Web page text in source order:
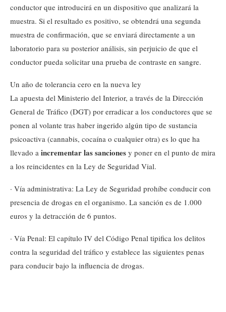
conductor que introducirá en un dispositivo que analizará la
muestra. Si el resultado es positivo, se obtendrá una segunda
muestra de confirmación, que se enviará directamente a un
laboratorio para su posterior análisis, sin perjuicio de que el
conductor pueda solicitar una prueba de contraste en sangre.
Un año de tolerancia cero en la nueva ley
La apuesta del Ministerio del Interior, a través de la Dirección
General de Tráfico (DGT) por erradicar a los conductores que se
ponen al volante tras haber ingerido algún tipo de sustancia
psicoactiva (cannabis, cocaína o cualquier otra) es lo que ha
llevado a incrementar las sanciones y poner en el punto de mira
a los reincidentes en la Ley de Seguridad Vial.
· Vía administrativa: La Ley de Seguridad prohíbe conducir con
presencia de drogas en el organismo. La sanción es de 1.000
euros y la detracción de 6 puntos.
· Vía Penal: El capítulo IV del Código Penal tipifica los delitos
contra la seguridad del tráfico y establece las siguientes penas
para conducir bajo la influencia de drogas.